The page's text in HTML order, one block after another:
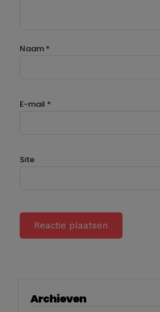
Naam *
E-mail *
Site
Archieven